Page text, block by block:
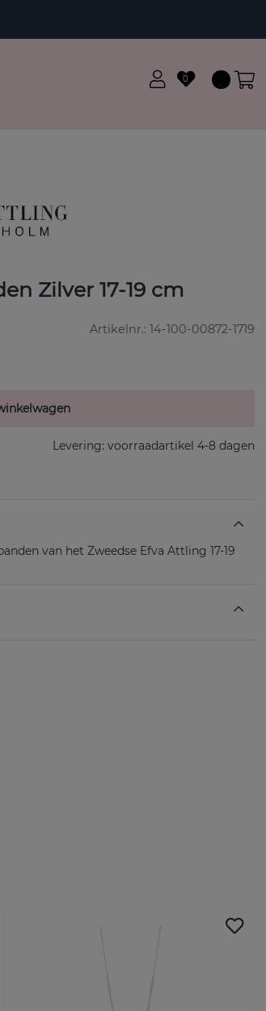
0
Zilver 17-19 cm
Artikelnr.: 14-100-00872-1719
Levering: voorraadartikel 4-8 dagen
van het Zweedse Efva Attling 17-19